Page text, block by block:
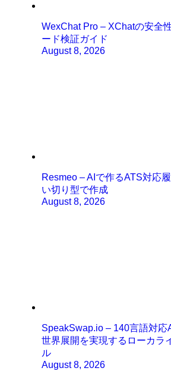
WexChat Pro – XChatの安全
ード検証ガイド
August 8, 2026
Resmeo – AIで作るATS対応
い切り型で作成
August 8, 2026
SpeakSwap.io – 140言語対応
世界展開を実現するローカラ
ル
August 8, 2026